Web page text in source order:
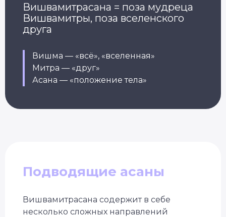
Вишвамитрасана = поза мудреца
Вишвамитры, поза вселенского
друга
Вишма — «всё», «вселенная»
Митра — «друг»
Асана — «положение тела»
Подводящие асаны
Вишвамитрасана содержит в себе
несколько сложных направлений